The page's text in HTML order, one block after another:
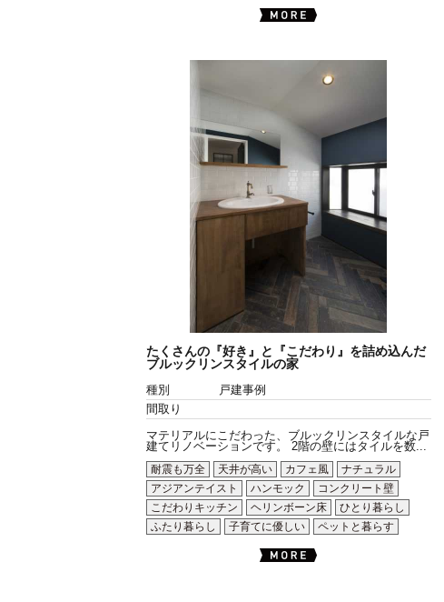
たくさんの『好き』と『こだわり』を詰め込んだ
ブルックリンスタイルの家
種別
戸建事例
間取り
マテリアルにこだわった、ブルックリンスタイルな戸
建てリノベーションです。 2階の壁にはタイルを数...
耐震も万全
天井が高い カフェ風
ナチュラル
アジアンテイスト
ハンモック
コンクリート壁
こだわりキッチン
ヘリンボーン床
ひとり暮らし
ふたり暮らし
子育てに優しい ペットと暮らす